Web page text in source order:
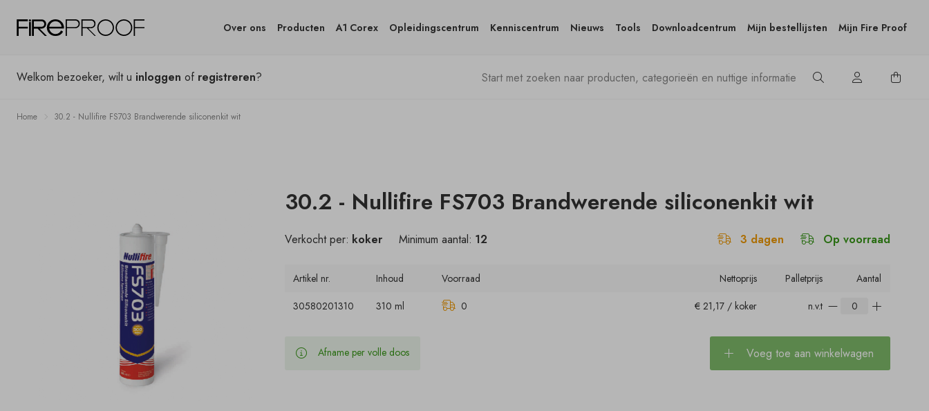
Over ons Producten A1 Corex Opleidingscentrum Kenniscentrum Nieuws Tools Downloadcentrum Mijn bestellijsten Mijn Fire Proof
Welkom bezoeker, wilt u inloggen of registreren?
Home 30.2 - Nullifire FS703 Brandwerende siliconenkit wit
30.2 - Nullifire FS703 Brandwerende siliconenkit wit
Verkocht per: koker Minimum aantal: 12 3 dagen Op voorraad
Artikel nr. Inhoud Voorraad Aantal
Palletprijs
Nettoprijs
30580201310
310 ml 0 n.v.t
€ 21,17 / koker
Afname per volle doos Voeg toe aan winkelwagen